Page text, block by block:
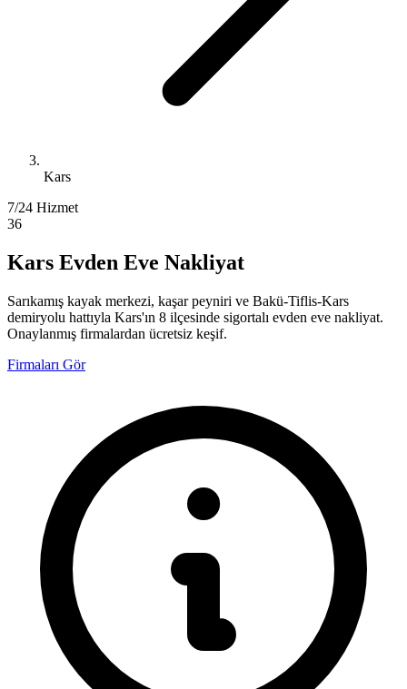
Kars
7/24 Hizmet
36
Kars Evden Eve Nakliyat
Sarıkamış kayak merkezi, kaşar peyniri ve Bakü-Tiflis-Kars
demiryolu hattıyla Kars'ın 8 ilçesinde sigortalı evden eve nakliyat.
Onaylanmış firmalardan ücretsiz keşif.
Firmaları Gör